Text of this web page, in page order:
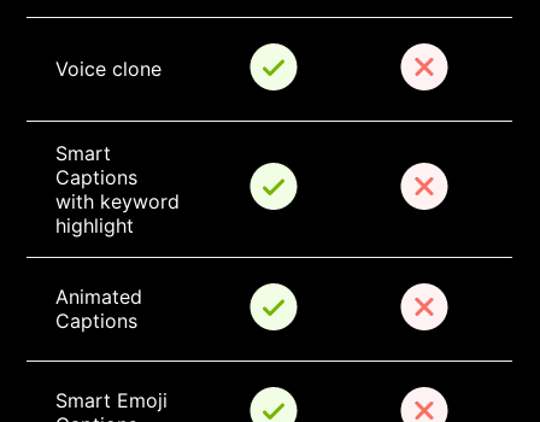
Voice clone
Smart
Captions
with keyword
highlight
Animated
Captions
Smart Emoji